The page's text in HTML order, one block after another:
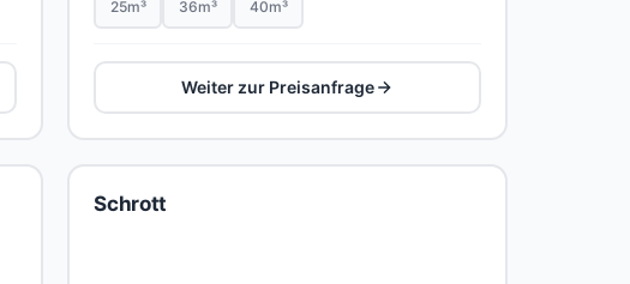
25m³ 36m³ 40m³
Weiter zur Preisanfrage
Schrott